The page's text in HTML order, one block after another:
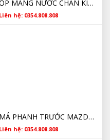
ỐP MÁNG NƯỚC CHÂN KÍNH MAZDA BT50 2022 CHÍNH HÃNG
Liên hệ: 0354.808.808
MÁ PHANH TRƯỚC MAZDA BT50 2016 UCYR3323ZA CHÍNH HÃNG
Liên hệ: 0354.808.808